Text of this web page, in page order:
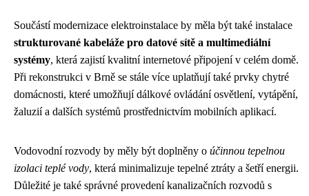
Součástí modernizace elektroinstalace by měla být také instalace
strukturované kabeláže pro datové sítě a multimediální
systémy, která zajistí kvalitní internetové připojení v celém domě.
Při rekonstrukci v Brně se stále více uplatňují také prvky chytré
domácnosti, které umožňují dálkové ovládání osvětlení, vytápění,
žaluzií a dalších systémů prostřednictvím mobilních aplikací.
Vodovodní rozvody by měly být doplněny o účinnou tepelnou
izolaci teplé vody, která minimalizuje tepelné ztráty a šetří energii.
Důležité je také správné provedení kanalizačních rozvodů s